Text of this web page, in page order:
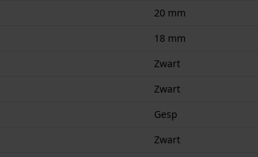
20 mm
18 mm
Zwart
Zwart
Gesp
Zwart